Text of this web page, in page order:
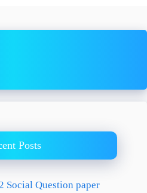
Posts
Social Question paper